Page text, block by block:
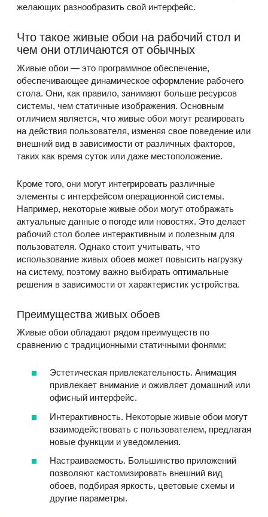
желающих разнообразить свой интерфейс.
Что такое живые обои на рабочий стол и
чем они отличаются от обычных
Живые обои — это программное обеспечение,
обеспечивающее динамическое оформление рабочего
стола. Они, как правило, занимают больше ресурсов
системы, чем статичные изображения. Основным
отличием является, что живые обои могут реагировать
на действия пользователя, изменяя свое поведение или
внешний вид в зависимости от различных факторов,
таких как время суток или даже местоположение.
Кроме того, они могут интегрировать различные
элементы с интерфейсом операционной системы.
Например, некоторые живые обои могут отображать
актуальные данные о погоде или новостях. Это делает
рабочий стол более интерактивным и полезным для
пользователя. Однако стоит учитывать, что
использование живых обоев может повысить нагрузку
на систему, поэтому важно выбирать оптимальные
решения в зависимости от характеристик устройства.
Преимущества живых обоев
Живые обои обладают рядом преимуществ по
сравнению с традиционными статичными фонями:
Эстетическая привлекательность. Анимация
привлекает внимание и оживляет домашний или
офисный интерфейс.
Интерактивность. Некоторые живые обои могут
взаимодействовать с пользователем, предлагая
новые функции и уведомления.
Настраиваемость. Большинство приложений
позволяют кастомизировать внешний вид
обоев, подбирая яркость, цветовые схемы и
другие параметры.